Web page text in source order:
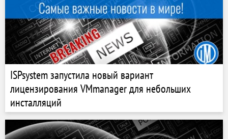
ISPsystem запустила новый вариант
лицензирования VMmanager для небольших
инсталляций